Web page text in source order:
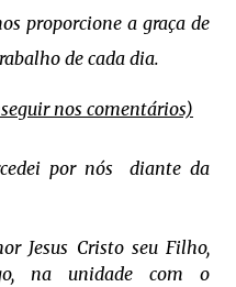
proporcione a graçade
de cada dia.
nos comentários)
por nósdiante da
Jesus Cristo seu Filho,
na unidade com o